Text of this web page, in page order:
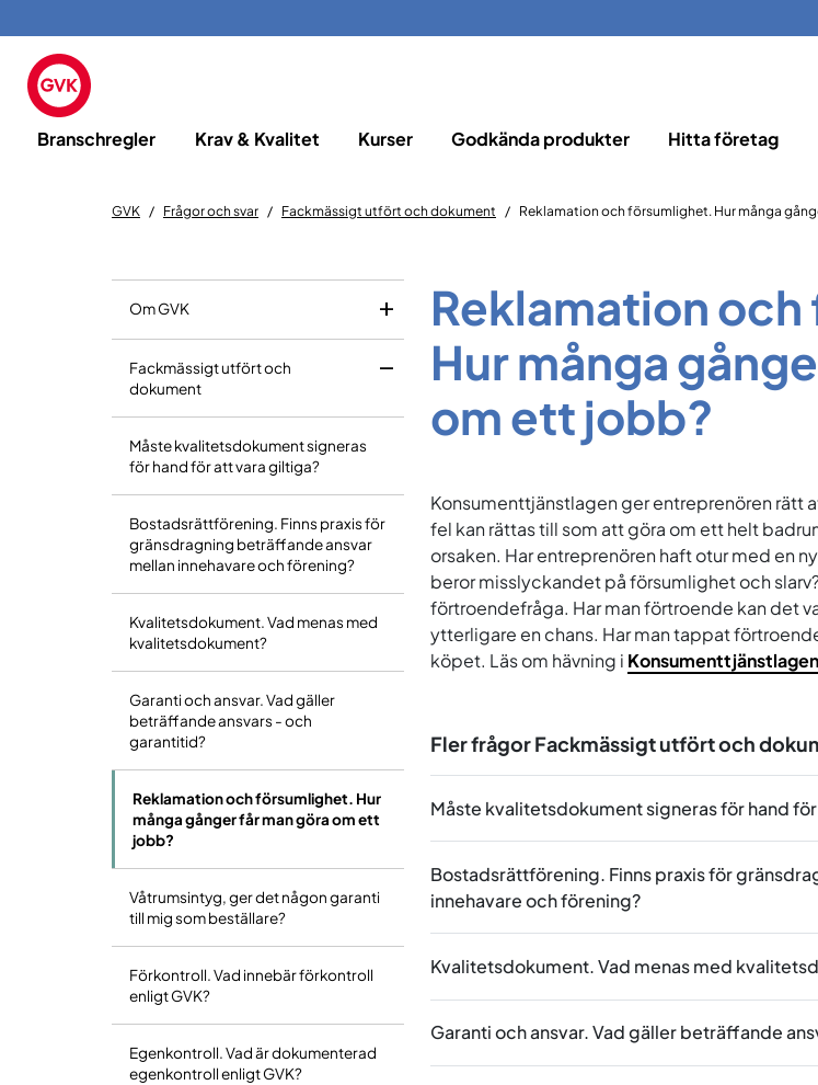
Branschregler Krav & Kvalitet Kurser Godkända produkter Hitta företag
GVK Frågor och svar Fackmässigt utfört och dokument Reklamation och försumlighet. Hur många
Om GVK
Fackmässigt utfört och
dokument
Måste kvalitetsdokument signeras
för hand för att vara giltiga?
Bostadsrättförening. Finns praxis för
gränsdragning beträffande ansvar
mellan innehavare och förening?
Kvalitetsdokument. Vad menas med
kvalitetsdokument?
Garanti och ansvar. Vad gäller
beträffande ansvars - och
garantitid?
Reklamation och försumlighet. Hur
många gånger får man göra om ett
jobb?
Våtrumsintyg, ger det någon garanti
till mig som beställare?
Förkontroll. Vad innebär förkontroll
enligt GVK?
Egenkontroll. Vad är dokumenterad
egenkontroll enligt GVK?
Reklamation
Hur många
om ett jobb?
Konsumenttjänstlagen ger entreprenören rätt
fel kan rättas till som att göra om ett helt
orsaken. Har entreprenören haft otur med en
beror misslyckandet på försumlighet och
förtroendefråga. Har man förtroende kan det
ytterligare en chans. Har man tappat
köpet. Läs om hävning i Konsumenttjänstlagen
Fler frågor Fackmässigt utfört och
Måste kvalitetsdokument signeras för hand
Bostadsrättförening. Finns praxis för
innehavare och förening?
Kvalitetsdokument. Vad menas med
Garanti och ansvar. Vad gäller beträffande